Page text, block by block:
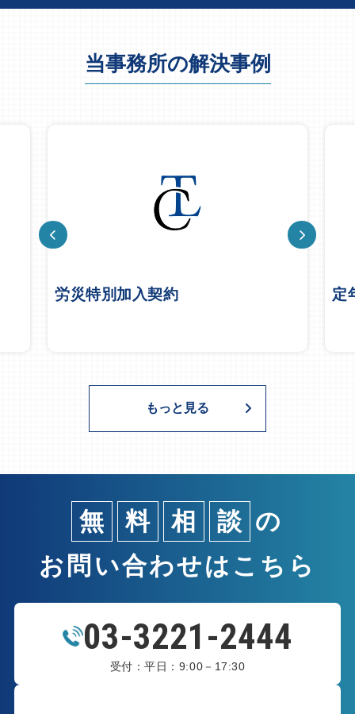
当事務所の解決事例
労災特別加入契約 定
もっと見る
無 料 相 談 の
お問い合わせはこちら
03-3221-2444
受付：平日：9:00－17:30